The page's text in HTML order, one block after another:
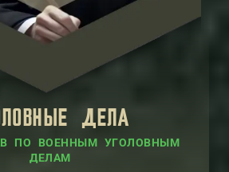
ДЕЛА
ПО ВОЕННЫМ УГОЛОВНЫМ
ДЕЛАМ